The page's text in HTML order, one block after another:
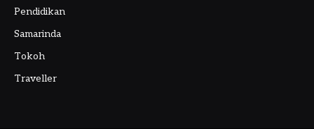
Pendidikan
Samarinda
Tokoh
Traveller